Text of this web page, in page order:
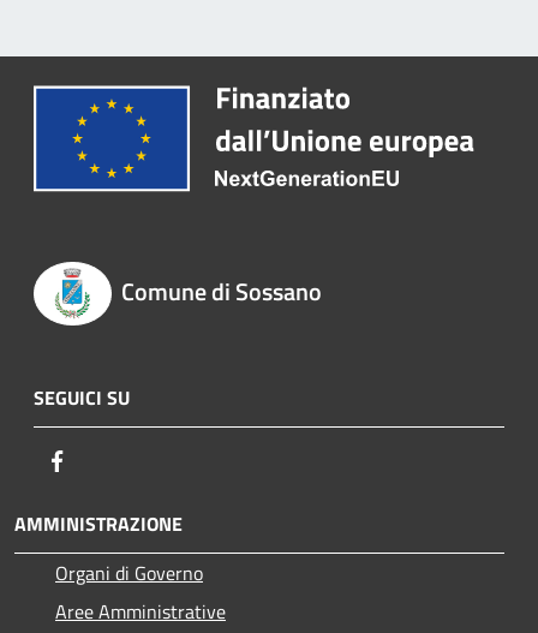
Comune di Sossano
SEGUICI SU
AMMINISTRAZIONE
Organi di Governo
Aree Amministrative